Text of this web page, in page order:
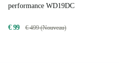
performance WD19DC
€ 99 € 499 (Nouveau)